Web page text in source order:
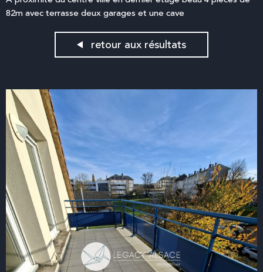
82m avec terrasse deux garages et une cave
retour aux résultats